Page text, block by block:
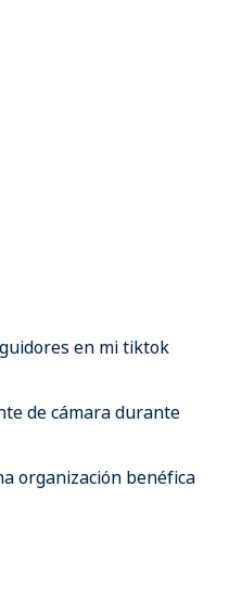
en mi tiktok
de cámara durante
organización benéfica